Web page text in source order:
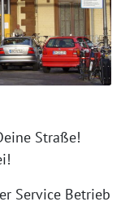
Straße!
Service Betrieb